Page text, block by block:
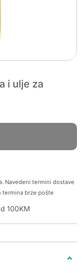
i ulje za
Navedeni termini dostave
brze pošte
100KM